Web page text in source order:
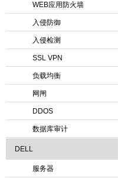
WEB应用防火墙
入侵防御
入侵检测
SSL VPN
负载均衡
网闸
DDOS
数据库审计
DELL
服务器